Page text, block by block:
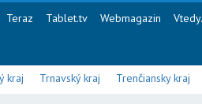
Teraz Tablet.tv Webmagazin
kraj Trnavský kraj Trenčiansky kraj